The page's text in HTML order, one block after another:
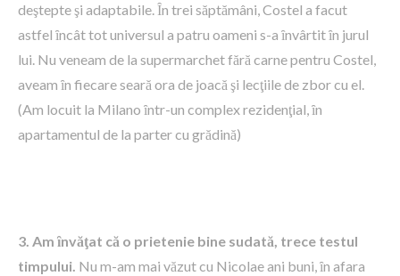
deştepte şi adaptabile. Ȋn trei săptămâni, Costel a facut
astfel ȋncât tot universul a patru oameni s-a ȋnvârtit ȋn jurul
lui. Nu veneam de la supermarchet fără carne pentru Costel,
aveam ȋn fiecare seară ora de joacă şi lecţiile de zbor cu el.
(Am locuit la Milano ȋntr-un complex rezidenţial, ȋn
apartamentul de la parter cu grădină)
3. Am ȋnvăţat că o prietenie bine sudată, trece testul
timpului. Nu m-am mai văzut cu Nicolae ani buni, ȋn afara